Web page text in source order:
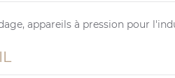
appareils à pression pour